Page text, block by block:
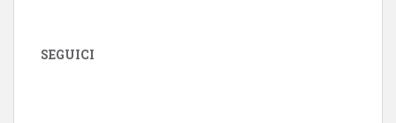
SEGUICI